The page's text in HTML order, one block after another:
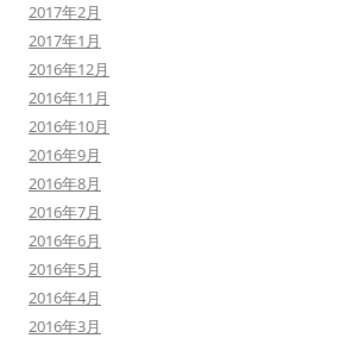
2017年2月
2017年1月
2016年12月
2016年11月
2016年10月
2016年9月
2016年8月
2016年7月
2016年6月
2016年5月
2016年4月
2016年3月